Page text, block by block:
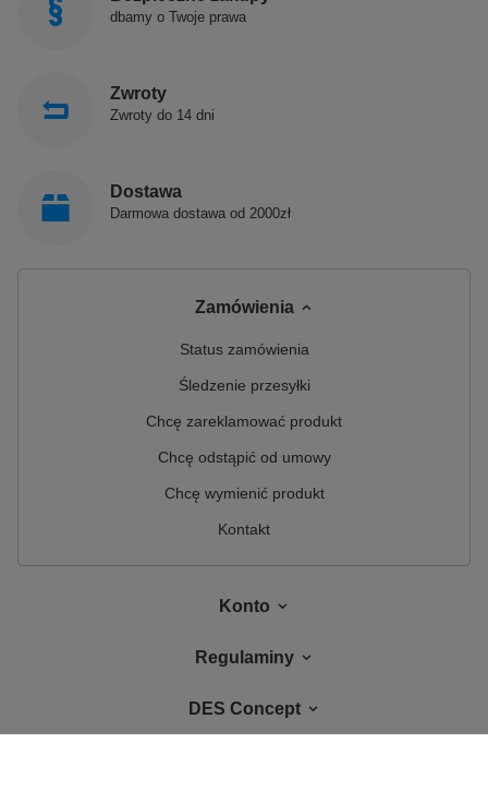
dbamy o Twoje prawa
Zwroty
Zwroty do 14 dni
Dostawa
Darmowa dostawa od 2000zł
Zamówienia
Status zamówienia
Śledzenie przesyłki
Chcę zareklamować produkt
Chcę odstąpić od umowy
Chcę wymienić produkt
Kontakt
Konto
Regulaminy
DES Concept